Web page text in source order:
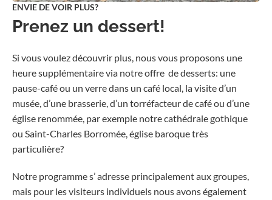
ENVIE DE VOIR PLUS?
Prenez un dessert!
Si vous voulez découvrir plus, nous vous proposons une
heure supplémentaire via notre offre de desserts: une
pause-café ou un verre dans un café local, la visite d’un
musée, d’une brasserie, d’un torréfacteur de café ou d’une
église renommée, par exemple notre cathédrale gothique
ou Saint-Charles Borromée, église baroque très
particulière?
Notre programme s’ adresse principalement aux groupes,
mais pour les visiteurs individuels nous avons également